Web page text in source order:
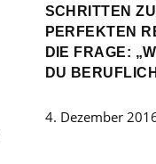
SCHRITTEN
PERFEKTEN
DIE FRAGE:
DU
4. Dezember